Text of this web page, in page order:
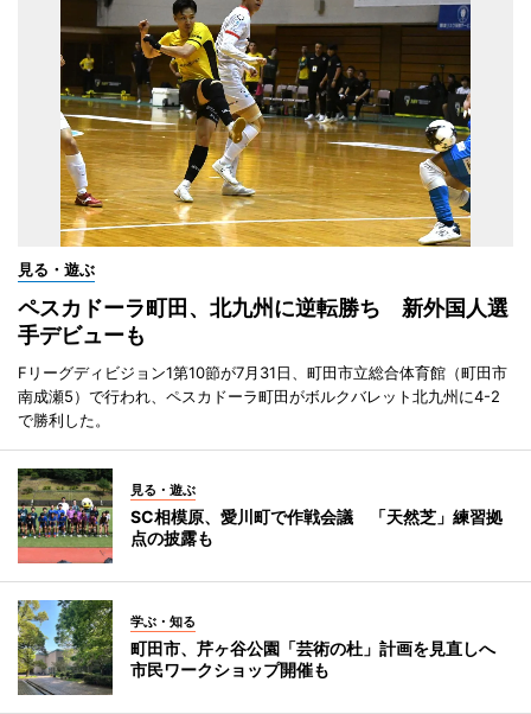
見る・遊ぶ
ペスカドーラ町田、北九州に逆転勝ち 新外国人選
手デビューも
Fリーグディビジョン1第10節が7月31日、町田市立総合体育館（町田市
南成瀬5）で行われ、ペスカドーラ町田がボルクバレット北九州に4-2
で勝利した。
見る・遊ぶ
SC相模原、愛川町で作戦会議 「天然芝」練習拠
点の披露も
学ぶ・知る
町田市、芹ヶ谷公園「芸術の杜」計画を見直しへ
市民ワークショップ開催も